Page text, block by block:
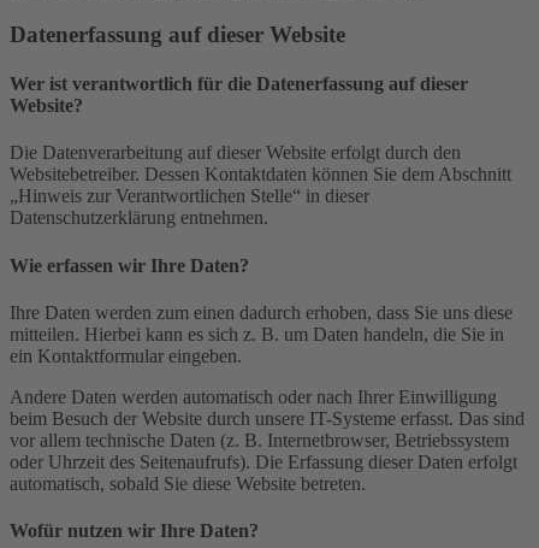
Datenerfassung auf dieser Website
Wer ist verantwortlich für die Datenerfassung auf dieser
Website?
Die Datenverarbeitung auf dieser Website erfolgt durch den
Websitebetreiber. Dessen Kontaktdaten können Sie dem Abschnitt
„Hinweis zur Verantwortlichen Stelle“ in dieser
Datenschutzerklärung entnehmen.
Wie erfassen wir Ihre Daten?
Ihre Daten werden zum einen dadurch erhoben, dass Sie uns diese
mitteilen. Hierbei kann es sich z. B. um Daten handeln, die Sie in
ein Kontaktformular eingeben.
Andere Daten werden automatisch oder nach Ihrer Einwilligung
beim Besuch der Website durch unsere IT-Systeme erfasst. Das sind
vor allem technische Daten (z. B. Internetbrowser, Betriebssystem
oder Uhrzeit des Seitenaufrufs). Die Erfassung dieser Daten erfolgt
automatisch, sobald Sie diese Website betreten.
Wofür nutzen wir Ihre Daten?